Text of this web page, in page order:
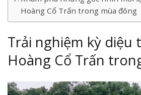
Hoàng Cổ Trấn trong mùa đông
Trải nghiệm kỳ diệu
Hoàng Cổ Trấn